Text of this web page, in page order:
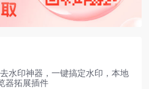
水印神器，一键搞定水印，本地
器拓展插件